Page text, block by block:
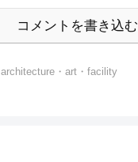
コメントを書き込む
architecture・art・facility